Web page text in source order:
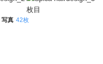
写真 42枚